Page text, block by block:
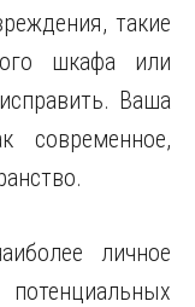
такие
шкафа или
Ваша
современное,
личное